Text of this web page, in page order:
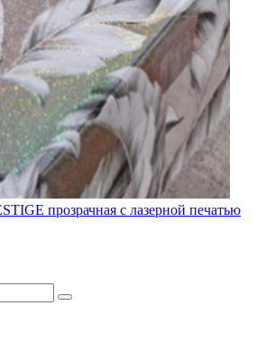
прозрачная с лазерной печатью